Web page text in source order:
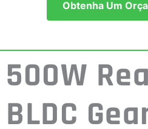
Obtenha Um
500W
BLDC